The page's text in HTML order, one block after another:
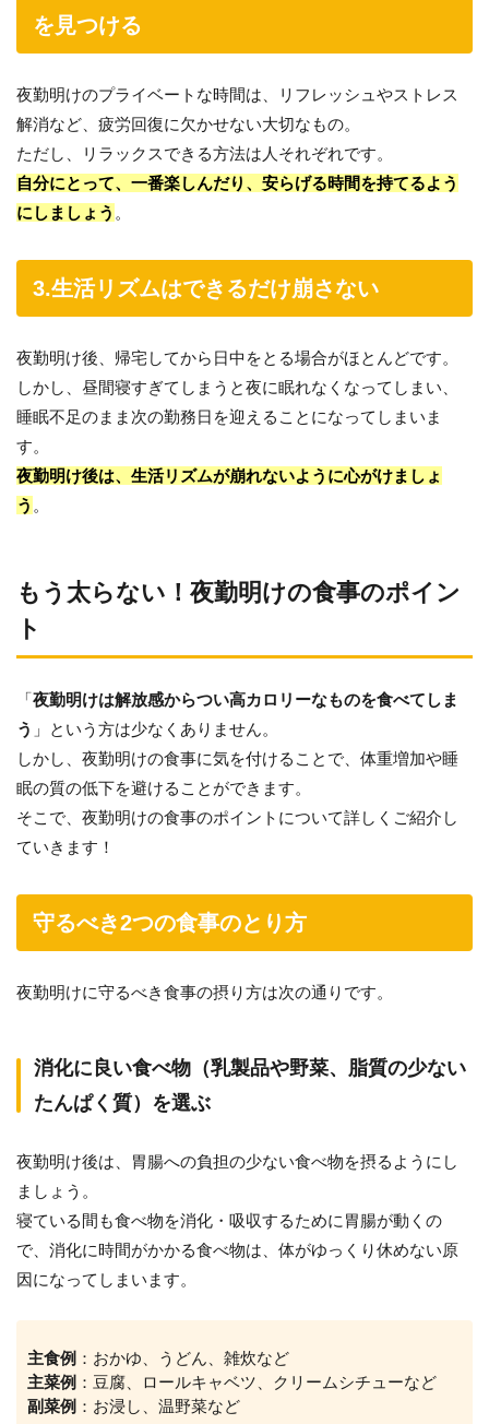
を見つける
夜勤明けのプライベートな時間は、リフレッシュやストレス
解消など、疲労回復に欠かせない大切なもの。
ただし、リラックスできる方法は人それぞれです。
自分にとって、一番楽しんだり、安らげる時間を持てるよう
にしましょう 。
3.生活リズムはできるだけ崩さない
夜勤明け後、帰宅してから日中をとる場合がほとんどです。
しかし、昼間寝すぎてしまうと夜に眠れなくなってしまい、
睡眠不足のまま次の勤務日を迎えることになってしまいま
す。
夜勤明け後は、生活リズムが崩れないように心がけましょ
う 。
もう太らない！夜勤明けの食事のポイン
ト
「夜勤明けは解放感からつい高カロリーなものを食べてしま
う 」という方は少なくありません。
しかし、夜勤明けの食事に気を付けることで、体重増加や睡
眠の質の低下を避けることができます。
そこで、夜勤明けの食事のポイントについて詳しくご紹介し
ていきます！
守るべき2つの食事のとり方
夜勤明けに守るべき食事の摂り方は次の通りです。
消化に良い食べ物（乳製品や野菜、脂質の少ない
たんぱく質）を選ぶ
夜勤明け後は、胃腸への負担の少ない食べ物を摂るようにし
ましょう。
寝ている間も食べ物を消化・吸収するために胃腸が動くの
で、消化に時間がかかる食べ物は、体がゆっくり休めない原
因になってしまいます。
主食例 ：おかゆ、うどん、雑炊など
主菜例 ：豆腐、ロールキャベツ、クリームシチューなど
副菜例 ：お浸し、温野菜など